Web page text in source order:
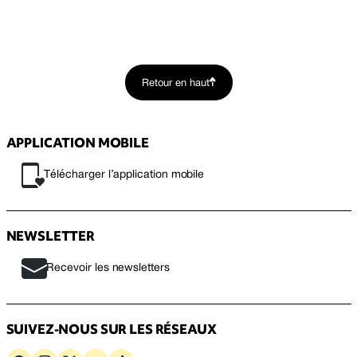
Retour en haut
APPLICATION MOBILE
Télécharger l’application mobile
NEWSLETTER
Recevoir les newsletters
SUIVEZ-NOUS SUR LES RÉSEAUX